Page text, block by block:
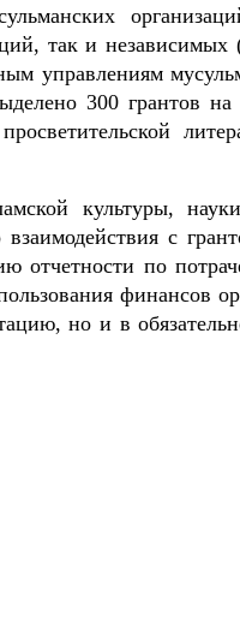
так и
управлениям
300 грантов
культуры,
взаимодействия с
отчетности по
финансов
но и в